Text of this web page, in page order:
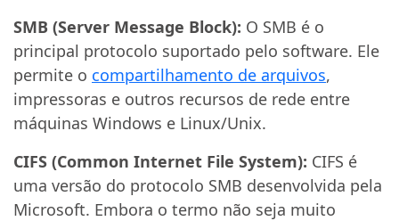
SMB (Server Message Block): O SMB é o
principal protocolo suportado pelo software. Ele
permite o compartilhamento de arquivos,
impressoras e outros recursos de rede entre
máquinas Windows e Linux/Unix.
CIFS (Common Internet File System): CIFS é
uma versão do protocolo SMB desenvolvida pela
Microsoft. Embora o termo não seja muito